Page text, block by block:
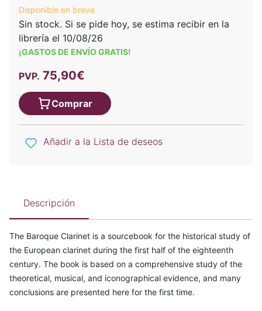
Disponible en breve
Sin stock. Si se pide hoy, se estima recibir en la
librería el 10/08/26
¡GASTOS DE ENVÍO GRATIS!
PVP. 75,90€
Comprar
Añadir a la Lista de deseos
Descripción
The Baroque Clarinet is a sourcebook for the historical study of
the European clarinet during the first half of the eighteenth
century. The book is based on a comprehensive study of the
theoretical, musical, and iconographical evidence, and many
conclusions are presented here for the first time.